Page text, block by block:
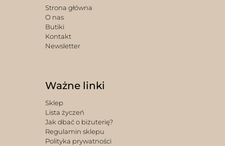
Strona główna
O nas
Butiki
Kontakt
Newsletter
Ważne linki
Sklep
Lista życzeń
Jak dbać o biżuterię?
Regulamin sklepu
Polityka prywatności